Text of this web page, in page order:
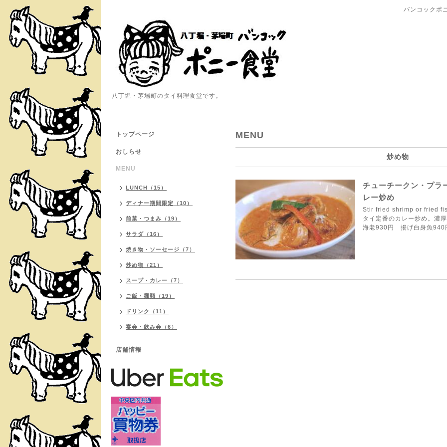
バンコックポ
八丁堀・茅場町のタイ料理食堂です。
MENU
炒め物
チューチークン・プラ
レー炒め
Stir fried shrimp or fried
タイ定番のカレー炒め。濃
海老930円 揚げ白身魚940
トップページ
おしらせ
MENU
LUNCH（15）
ディナー期間限定（10）
前菜・つまみ（19）
サラダ（16）
焼き物・ソーセージ（7）
炒め物（21）
スープ・カレー（7）
ご飯・麺類（19）
ドリンク（11）
宴会・飲み会（6）
店舗情報